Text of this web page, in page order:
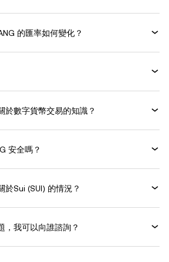
的匯率如何變化？
於數字貨幣交易的知識？
安全嗎？
於Sui (SUI) 的情況？
，我可以向誰諮詢？